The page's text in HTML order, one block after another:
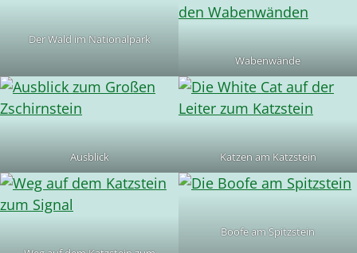
Der Wald im Nationalpark
Wabenwände
Ausblick Katzen am Katzstein
Boofe am Spitzstein